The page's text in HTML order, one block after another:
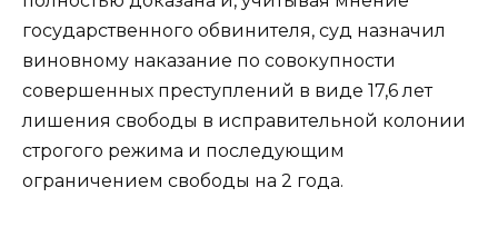
государственного обвинителя, суд назначил
виновному наказание по совокупности
совершенных преступлений в виде 17,6 лет
лишения свободы в исправительной колонии
строгого режима и последующим
ограничением свободы на 2 года.